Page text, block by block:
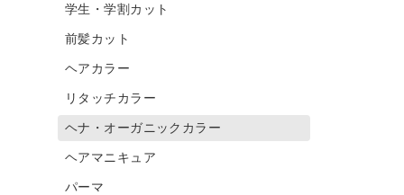
学生・学割カット
前髪カット
ヘアカラー
リタッチカラー
ヘナ・オーガニックカラー
ヘアマニキュア
パーマ